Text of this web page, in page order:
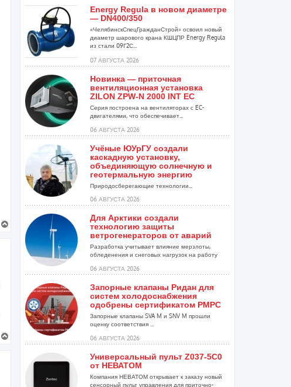
е
р
ле
р
Energy Regula в новом диаметре
— DN400/350
«ЧелябинскСпецГражданСтрой» освоил новый
диаметр шарового крана КШЦПР Energy Regula
из стали 09Г2С...
07 АВГУСТА 2026
Новинка — приточная
вентиляционная установка
ZILON ZPW-N 2000 INT EC
Серия построена на вентиляторах с EC-
двигателями, что обеспечивает...
06 АВГУСТА 2026
Учёные ЮУрГУ создали
каскадную установку,
объединяющую солнечную и
геотермальную энергию
Природосберегающие технологии...
06 АВГУСТА 2026
Для Арктики создали
технологию защиты
ветрогенераторов от аварий
Разработка учитывает влияние мерзлоты,
обледенения и снеговых нагрузок на работу
06 АВГУСТА 2026
Запорные клапаны Ридан для
систем холодоснабжения
одобрены сертификатом РМРС
Запорные клапаны SVA M и SNV M прошли
оценку соответствия ...
06 АВГУСТА 2026
Универсальный пульт Z037-5C0
от НЕВАТОМ
Компания НЕВАТОМ открывает к заказу новый
сенсорный пульт управления для приточно-